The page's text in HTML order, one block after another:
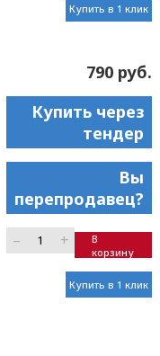
Купить в 1 клик
790 руб.
Купить через
тендер
Вы
перепродавец?
– +
В
корзину
Купить в 1 клик